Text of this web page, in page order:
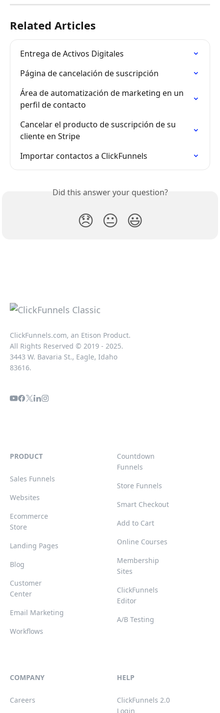
Related Articles
Entrega de Activos Digitales
Página de cancelación de suscripción
Área de automatización de marketing en un
perfil de contacto
Cancelar el producto de suscripción de su
cliente en Stripe
Importar contactos a ClickFunnels
Did this answer your question?
😞 😐 😃
ClickFunnels.com, an Etison Product.
All Rights Reserved © 2019 - 2025.
3443 W. Bavaria St., Eagle, Idaho
83616.
PRODUCT
Sales Funnels
Websites
Ecommerce
Store
Landing Pages
Blog
Customer
Center
Email Marketing
Workflows
Countdown
Funnels
Store Funnels
Smart Checkout
Add to Cart
Online Courses
Membership
Sites
ClickFunnels
Editor
A/B Testing
COMPANY
Careers
HELP
ClickFunnels 2.0
Login